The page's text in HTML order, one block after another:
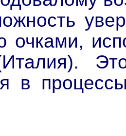
очками,
в